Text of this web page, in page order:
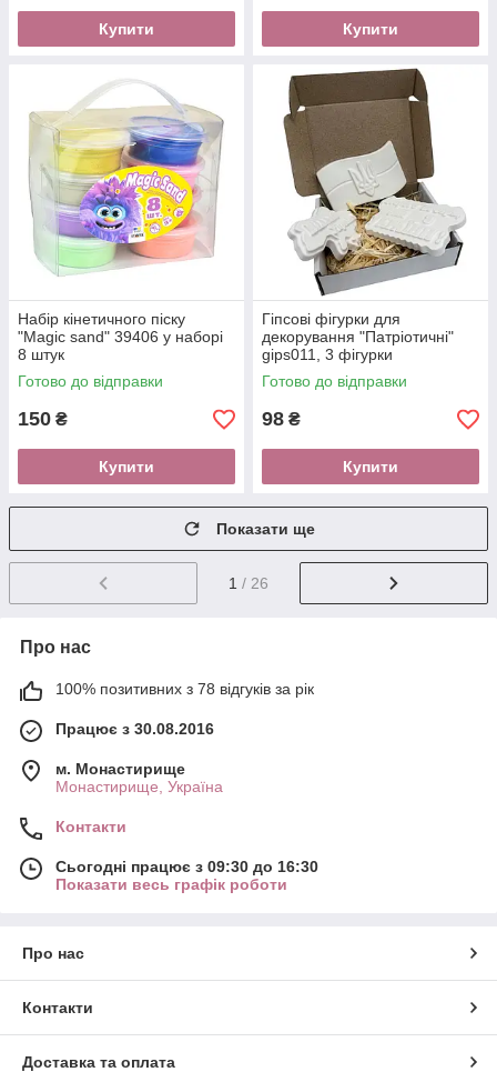
Купити Купити
Набір кінетичного піску
"Magic sand" 39406 у наборі
8 штук
Готово до відправки
150 ₴
Купити
Гіпсові фігурки для
декорування "Патріотичні"
gips011, 3 фігурки
Готово до відправки
98 ₴
Купити
Показати ще
1 / 26
Про нас
100% позитивних з 78 відгуків за рік
Працює з 30.08.2016
м. Монастирище
Монастирище, Україна
Контакти
Сьогодні працює з 09:30 до 16:30
Показати весь графік роботи
Про нас
Контакти
Доставка та оплата